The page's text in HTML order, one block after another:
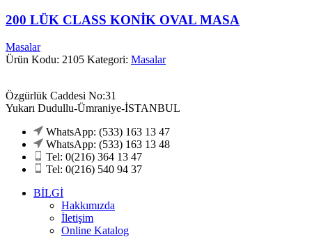
200 LÜK CLASS KONİK OVAL MASA
Masalar
Ürün Kodu: 2105 Kategori: Masalar
Özgürlük Caddesi No:31
Yukarı Dudullu-Ümraniye-İSTANBUL
WhatsApp: (533) 163 13 47
WhatsApp: (533) 163 13 48
Tel: 0(216) 364 13 47
Tel: 0(216) 540 94 37
BİLGİ
Hakkımızda
İletişim
Online Katalog